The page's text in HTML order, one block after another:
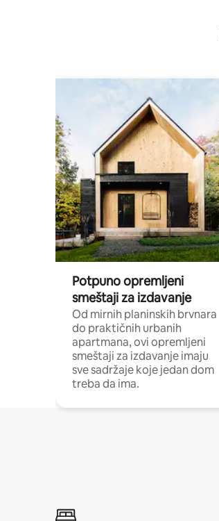
Potpuno opremljeni
smeštaji za izdavanje
Od mirnih planinskih brvnara
do praktičnih urbanih
apartmana, ovi opremljeni
smeštaji za izdavanje imaju
sve sadržaje koje jedan dom
treba da ima.